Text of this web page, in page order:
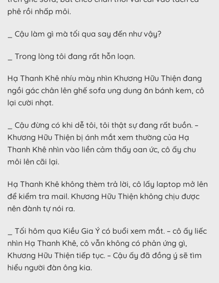
phê rồi nhấp môi.
_ Cậu làm gì mà tối qua say đến như vậy?
_ Trong lòng tôi đang rất hỗn loạn.
Hạ Thanh Khê nhíu mày nhìn Khương Hữu Thiện đang
ngồi gác chân lên ghế sofa ung dung ăn bánh kem, cô
lại cười nhạt.
_ Cậu đừng có khi dễ tôi, tôi thật sự đang rất buồn. –
Khương Hữu Thiện bị ánh mắt xem thường của Hạ
Thanh Khê nhìn vào liền cảm thấy oan ức, cô ấy chu
môi lên cãi lại.
Hạ Thanh Khê không thèm trả lời, cô lấy laptop mở lên
để kiểm tra mail. Khương Hữu Thiện không chịu được
nên đành tự nói ra.
_ Tối hôm qua Kiều Gia Ý có buổi xem mắt. – cô ấy liếc
nhìn Hạ Thanh Khê, cô vẫn không có phản ứng gì,
Khương Hữu Thiện tiếp tục. – Cậu ấy đã đồng ý sẽ tìm
hiểu người đàn ông kia.